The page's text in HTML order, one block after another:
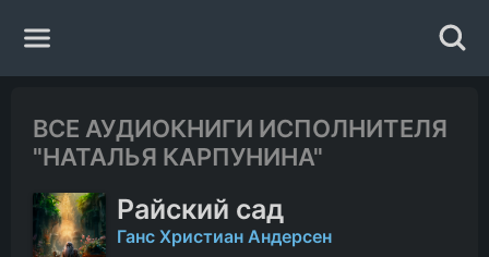
Жанры
Авторы
ВСЕ АУДИОКНИГИ ИСПОЛНИТЕЛЯ
"НАТАЛЬЯ КАРПУНИНА"
Райский сад
Ганс Христиан Андерсен